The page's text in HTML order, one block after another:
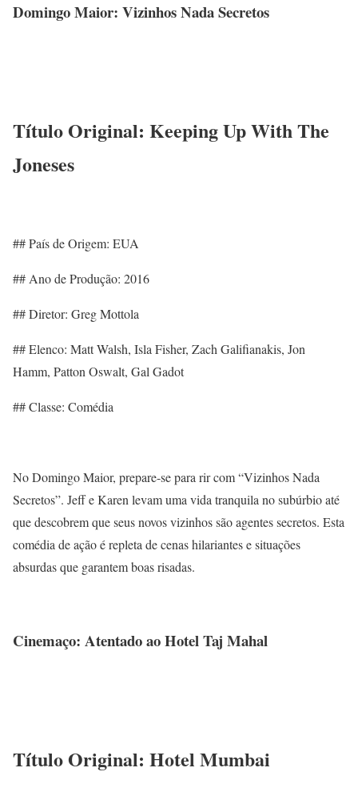
Domingo Maior: Vizinhos Nada Secretos
Título Original: Keeping Up With The
Joneses
## País de Origem: EUA
## Ano de Produção: 2016
## Diretor: Greg Mottola
## Elenco: Matt Walsh, Isla Fisher, Zach Galifianakis, Jon
Hamm, Patton Oswalt, Gal Gadot
## Classe: Comédia
No Domingo Maior, prepare-se para rir com “Vizinhos Nada
Secretos”. Jeff e Karen levam uma vida tranquila no subúrbio até
que descobrem que seus novos vizinhos são agentes secretos. Esta
comédia de ação é repleta de cenas hilariantes e situações
absurdas que garantem boas risadas.
Cinemaço: Atentado ao Hotel Taj Mahal
Título Original: Hotel Mumbai